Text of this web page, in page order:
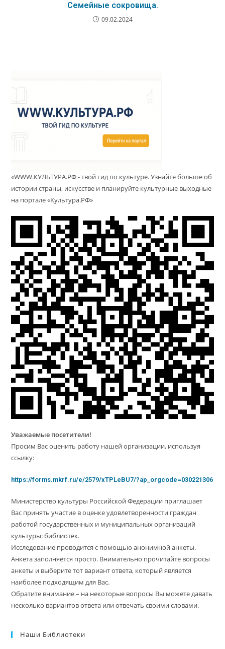
Семейные сокровища.
09.02.2024
«WWW.КУЛЬТУРА.РФ - твой гид по культуре. Узнайте больше об
истории страны, искусстве и планируйте культурные выходные
на портале «Культура.РФ»
Уважаемые посетители!
Просим Вас оценить работу нашей организации, используя
ссылку:
https://forms.mkrf.ru/e/2579/xTPLeBU7/?ap_orgcode=030221306
Министерство культуры Российской Федерации приглашает
Вас принять участие в оценке удовлетворенности граждан
работой государственных и муниципальных организаций
культуры: библиотек.
Исследование проводится с помощью анонимной анкеты.
Анкета заполняется просто. Внимательно прочитайте вопросы
анкеты и выберите тот вариант ответа, который является
наиболее подходящим для Вас.
Обратите внимание – на некоторые вопросы Вы можете давать
несколько вариантов ответа или отвечать своими словами.
Наши Библиотеки